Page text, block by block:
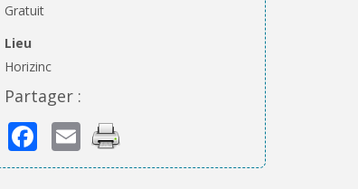
Gratuit
Lieu
Horizinc
Partager :
Facebook
Email